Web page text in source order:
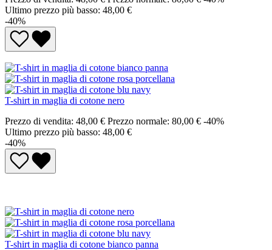
Ultimo prezzo più basso: 48,00 €
-40%
T-shirt in maglia di cotone nero
Prezzo di vendita: 48,00 € Prezzo normale: 80,00 € -40%
Ultimo prezzo più basso: 48,00 €
-40%
T-shirt in maglia di cotone bianco panna